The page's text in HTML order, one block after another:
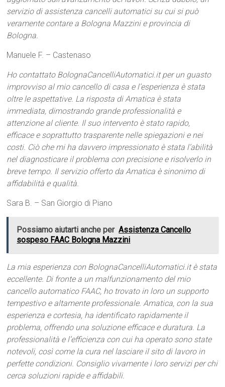
servizio di assistenza cancelli automatici su cui si può
veramente contare a Bologna Mazzini e provincia di
Bologna.
Manuele F. – Castenaso
Ho contattato BolognaCancelliAutomatici.it per un guasto
improvviso al mio cancello di casa e l’esperienza è stata
oltre le aspettative. La risposta di Amatica è stata
immediata, dimostrando grande professionalità e
attenzione al cliente. Il suo intervento è stato rapido,
efficace e soprattutto trasparente nelle spiegazioni e nei
costi. Ciò che mi ha davvero impressionato è stata l’abilità
nel diagnosticare il problema con precisione e risolverlo in
breve tempo. Il servizio offerto da Amatica è sinonimo di
affidabilità e qualità.
Sara B. – San Giorgio di Piano
Possiamo aiutarti anche per Assistenza Cancello
sospeso FAAC Bologna Mazzini
La mia esperienza con BolognaCancelliAutomatici.it è stata
eccellente. Di fronte a un malfunzionamento del mio
cancello automatico FAAC, ho trovato in loro un supporto
tempestivo e altamente professionale. Amatica, con la sua
esperienza e cortesia, ha identificato rapidamente il
problema, offrendo una soluzione efficace e duratura. La
professionalità e l’efficienza con cui ha operato sono state
notevoli, così come la cura nel lasciare il sito di lavoro in
perfette condizioni. Consiglio vivamente i loro servizi per chi
cerca soluzioni rapide e affidabili.